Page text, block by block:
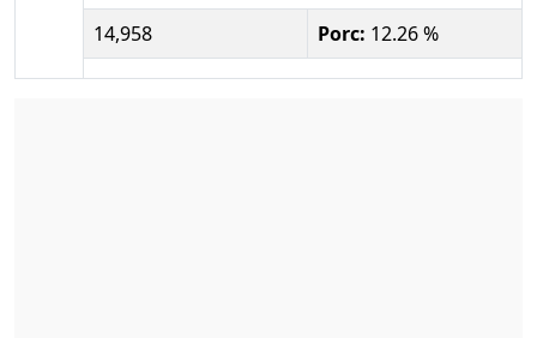
14,958
Porc: 12.26 %